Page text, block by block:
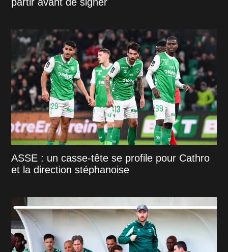
ASSE : un casse-tête se profile pour Cathro
et la direction stéphanoise